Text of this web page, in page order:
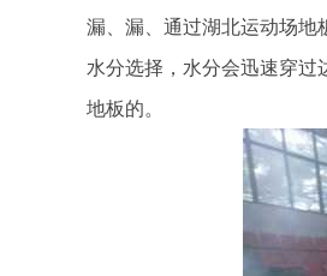
漏、漏、通过湖北运动场
水分选择，水分会迅速穿
地板的。